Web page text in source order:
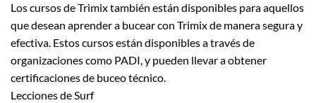
Los cursos de Trimix también están disponibles para aquellos
que desean aprender a bucear con Trimix de manera segura y
efectiva. Estos cursos están disponibles a través de
organizaciones como PADI, y pueden llevar a obtener
certificaciones de buceo técnico.
Lecciones de Surf